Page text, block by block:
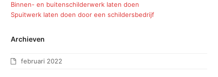
Binnen- en buitenschilderwerk laten doen
Spuitwerk laten doen door een schildersbedrijf
Archieven
februari 2022